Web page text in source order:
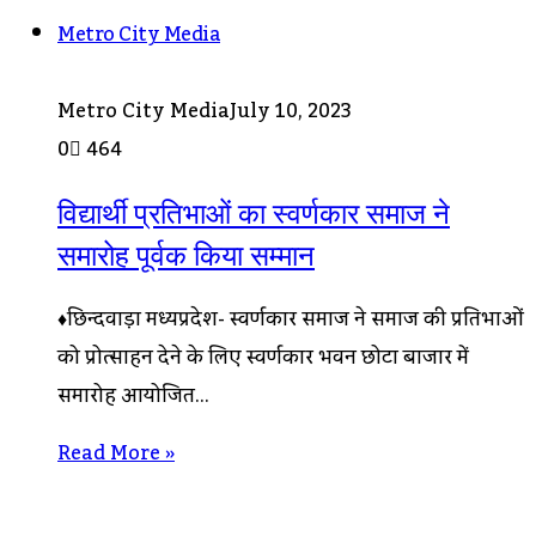
Metro City Media
Metro City MediaJuly 10, 2023
0 464
विद्यार्थी प्रतिभाओं का स्वर्णकार समाज ने
समारोह पूर्वक किया सम्मान
♦छिन्दवाड़ा मध्यप्रदेश- स्वर्णकार समाज ने समाज की प्रतिभाओं
को प्रोत्साहन देने के लिए स्वर्णकार भवन छोटा बाजार में
समारोह आयोजित…
Read More »